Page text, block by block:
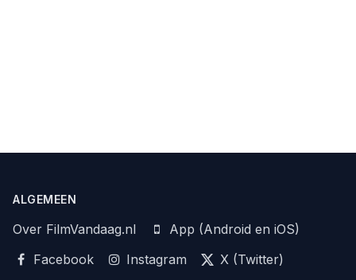
ALGEMEEN
Over FilmVandaag.nl
App (Android en iOS)
Facebook
Instagram
X (Twitter)